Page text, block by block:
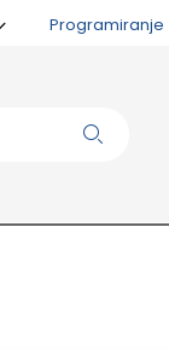
Programiranje